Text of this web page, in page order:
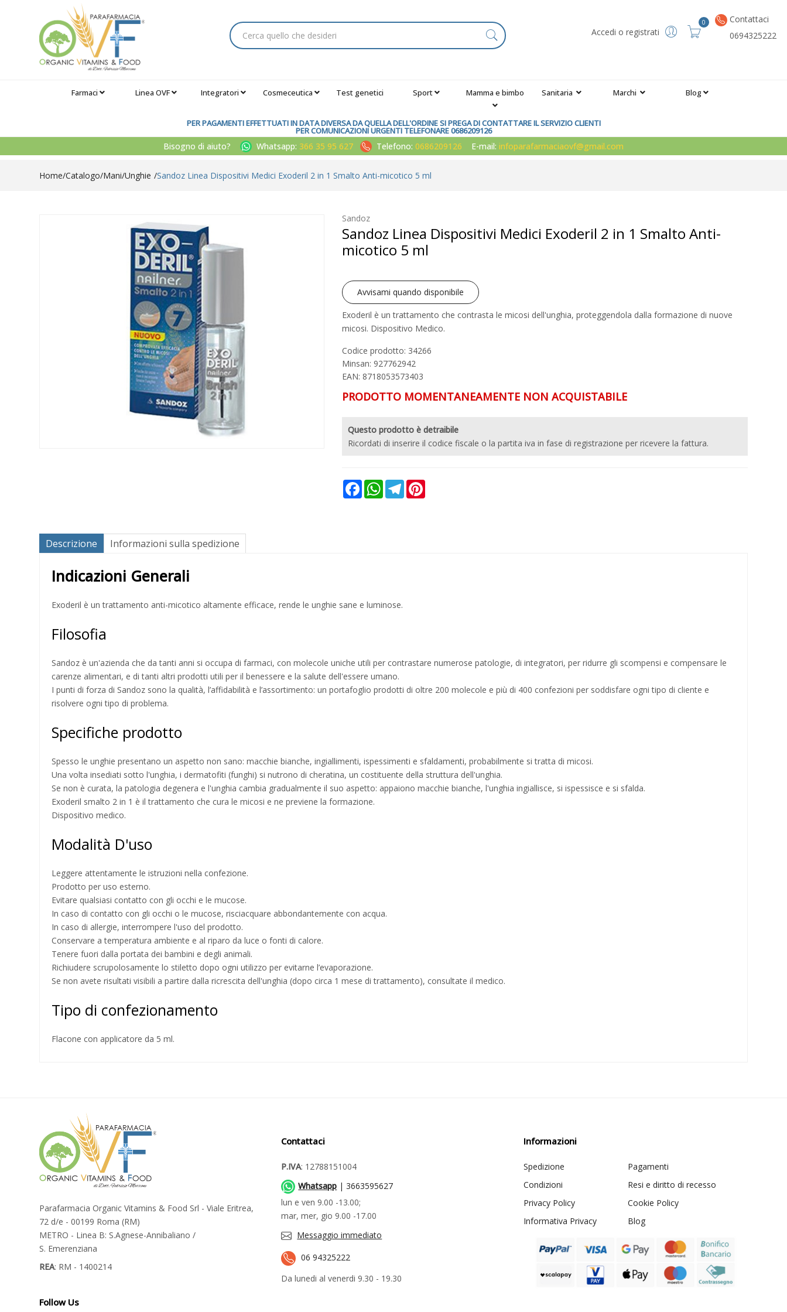
Accedi o registrati
0
Contattaci
0694325222
Farmaci Linea OVF Integratori Cosmeceutica Test genetici Sport Mamma e bimbo Sanitaria Marchi Blog
PER PAGAMENTI EFFETTUATI IN DATA DIVERSA DA QUELLA DELL'ORDINE SI PREGA DI CONTATTARE IL SERVIZIO CLIENTI
PER COMUNICAZIONI URGENTI TELEFONARE 0686209126
Bisogno di aiuto? Whatsapp: 366 35 95 627 Telefono:0686209126 E-mail:infoparafarmaciaovf@gmail.com
Home Catalogo/Mani/Unghie Sandoz Linea Dispositivi Medici Exoderil 2 in 1 Smalto Anti-micotico 5 ml
Sandoz
Sandoz Linea Dispositivi Medici Exoderil 2 in 1 Smalto Anti-
micotico 5 ml
Avvisami quando disponibile
Exoderil è un trattamento che contrasta le micosi dell'unghia, proteggendola dalla formazione di nuove
micosi. Dispositivo Medico.
Codice prodotto: 34266
Minsan: 927762942
EAN: 8718053573403
PRODOTTO MOMENTANEAMENTE NON ACQUISTABILE
Questo prodotto è detraibile
Ricordati di inserire il codice fiscale o la partita iva in fase di registrazione per ricevere la fattura.
FacebookWhatsAppTelegramPinterest
Descrizione Informazioni sulla spedizione
Indicazioni Generali
Exoderil è un trattamento anti-micotico altamente efficace, rende le unghie sane e luminose.
Filosofia
Sandoz è un'azienda che da tanti anni si occupa di farmaci, con molecole uniche utili per contrastare numerose patologie, di integratori, per ridurre gli scompensi e compensare le
carenze alimentari, e di tanti altri prodotti utili per il benessere e la salute dell'essere umano.
I punti di forza di Sandoz sono la qualità, l’affidabilità e l’assortimento: un portafoglio prodotti di oltre 200 molecole e più di 400 confezioni per soddisfare ogni tipo di cliente e
risolvere ogni tipo di problema.
Specifiche prodotto
Spesso le unghie presentano un aspetto non sano: macchie bianche, ingiallimenti, ispessimenti e sfaldamenti, probabilmente si tratta di micosi.
Una volta insediati sotto l'unghia, i dermatofiti (funghi) si nutrono di cheratina, un costituente della struttura dell'unghia.
Se non è curata, la patologia degenera e l'unghia cambia gradualmente il suo aspetto: appaiono macchie bianche, l'unghia ingiallisce, si ispessisce e si sfalda.
Exoderil smalto 2 in 1 è il trattamento che cura le micosi e ne previene la formazione.
Dispositivo medico.
Modalità D'uso
Leggere attentamente le istruzioni nella confezione.
Prodotto per uso esterno.
Evitare qualsiasi contatto con gli occhi e le mucose.
In caso di contatto con gli occhi o le mucose, risciacquare abbondantemente con acqua.
In caso di allergie, interrompere l'uso del prodotto.
Conservare a temperatura ambiente e al riparo da luce o fonti di calore.
Tenere fuori dalla portata dei bambini e degli animali.
Richiudere scrupolosamente lo stiletto dopo ogni utilizzo per evitarne l’evaporazione.
Se non avete risultati visibili a partire dalla ricrescita dell'unghia (dopo circa 1 mese di trattamento), consultate il medico.
Tipo di confezionamento
Flacone con applicatore da 5 ml.
Parafarmacia Organic Vitamins & Food Srl - Viale Eritrea,
72 d/e - 00199 Roma (RM)
METRO - Linea B: S.Agnese-Annibaliano /
S. Emerenziana
REA: RM - 1400214
Contattaci
P.IVA: 12788151004
Whatsapp | 3663595627
lun e ven 9.00 -13.00;
mar, mer, gio 9.00 -17.00
Messaggio immediato
06 94325222
Da lunedi al venerdi 9.30 - 19.30
Informazioni
Spedizione
Pagamenti
Condizioni
Resi e diritto di recesso
Privacy Policy
Cookie Policy
Informativa Privacy
Blog
Follow Us